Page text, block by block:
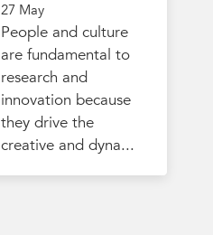
27 May
People and culture
are fundamental to
research and
innovation because
they drive the
creative and dyna...